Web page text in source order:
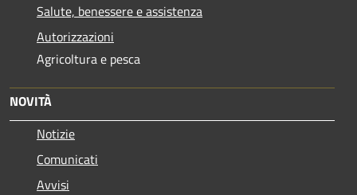
Salute, benessere e assistenza
Autorizzazioni
Agricoltura e pesca
NOVITÀ
Notizie
Comunicati
Avvisi